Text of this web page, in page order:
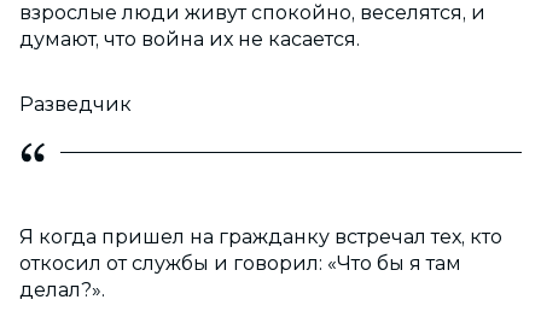
взрослые люди живут спокойно, веселятся, и
думают, что война их не касается.
Разведчик
Я когда пришел на гражданку встречал тех, кто
откосил от службы и говорил: «Что бы я там
делал?».